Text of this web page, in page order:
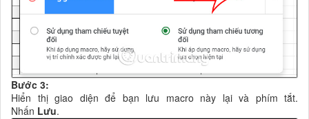
Bước 3:
Hiển thị giao diện để bạn lưu macro này lại và phím tắt.
Nhấn Lưu.